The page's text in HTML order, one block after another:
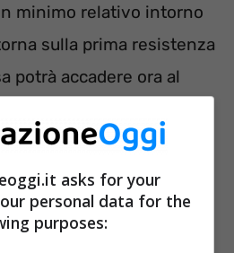
minimo relativo intorno
sulla prima resistenza
potrà accadere ora al
asks for your
personal data for the
purposes: